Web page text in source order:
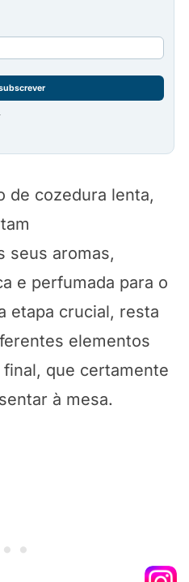
de cozedura lenta,
seus aromas,
e perfumada para o
etapa crucial, resta
elementos
que certamente
à mesa.